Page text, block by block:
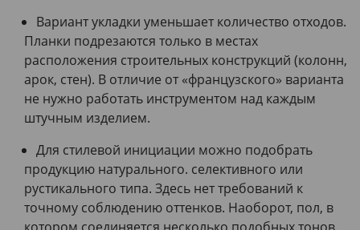
Вариант укладки уменьшает количество отходов.
Планки подрезаются только в местах
расположения строительных конструкций (колонн,
арок, стен). В отличие от «французского» варианта
не нужно работать инструментом над каждым
штучным изделием.
Для стилевой инициации можно подобрать
продукцию натурального. селективного или
рустикального типа. Здесь нет требований к
точному соблюдению оттенков. Наоборот, пол, в